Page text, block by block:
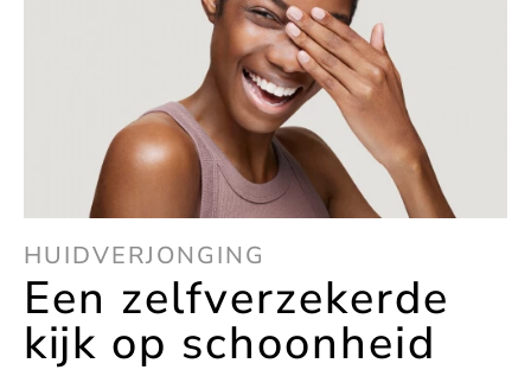
HUIDVERJONGING
Een zelfverzekerde
kijk op schoonheid